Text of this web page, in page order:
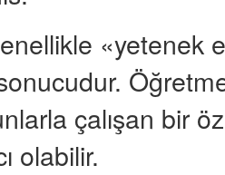
«yetenek
çalışan bir
olabilir.